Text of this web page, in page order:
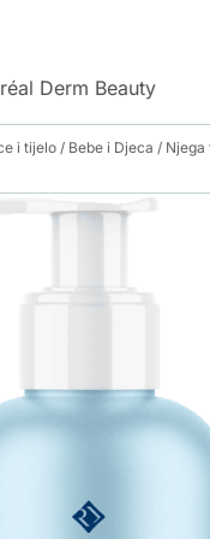
Derm Beauty
i tijelo / Bebe i Djeca / Njega